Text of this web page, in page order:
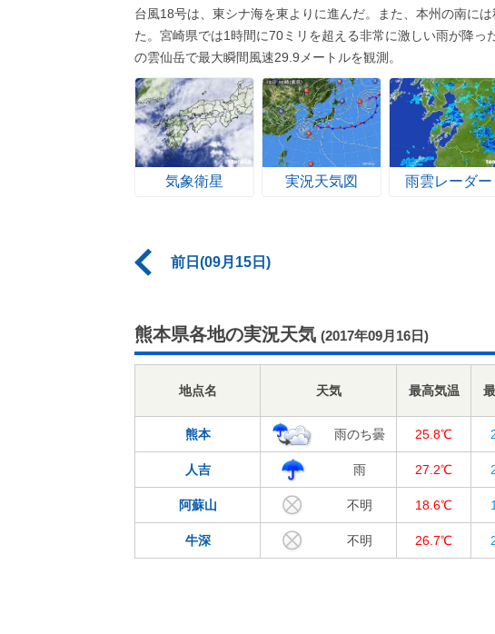
台風18号は、東シナ海を東よりに進んだ。また、本州の南に
た。宮崎県では1時間に70ミリを超える非常に激しい雨が降
の雲仙岳で最大瞬間風速29.9メートルを観測。
気象衛星 実況天気図 雨雲レーダー
前日(09月15日)
熊本県各地の実況天気 (2017年09月16日)
地点名 天気 最高気温
熊本 雨のち曇 25.8℃
人吉 雨 27.2℃
阿蘇山 不明 18.6℃
牛深 不明 26.7℃